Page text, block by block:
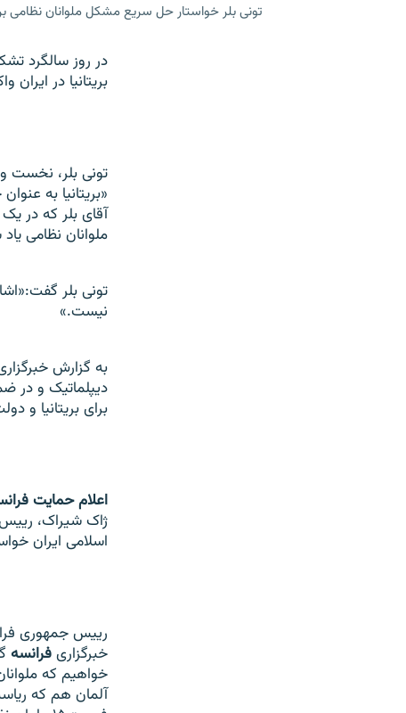
تونی بلر خواستار حل سریع مشکل ملوانان نظامی
در روز سالگرد
بریتانیا در
تونی بلر، نخست
«بریتانیا به
آقای بلر که در
ملوانان نظامی
تونی بلر
نیست.»
به گزارش
دیپلماتیک و در
برای بریتانیا
اعلام حمایت
ژاک شیراک،
اسلامی ایران
رییس جمهوری
خبرگزاریفرانسه
خواهیم که
آلمان هم که